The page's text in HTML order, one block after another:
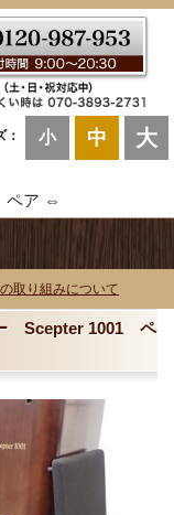
： 小 中 大
ア ⇔
取り組みについて
Scepter 1001 ペ